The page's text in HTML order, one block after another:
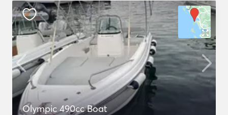
Olympic 490cc Boat